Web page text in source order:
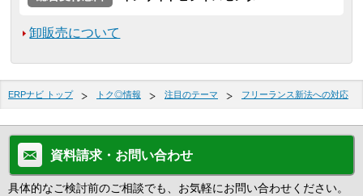
卸販売について
ERPナビ トップ トク◎情報 注目のテーマ フリーランス新法への対応
資料請求・お問い合わせ
具体的なご検討前のご相談でも、お気軽にお問い合わせください。